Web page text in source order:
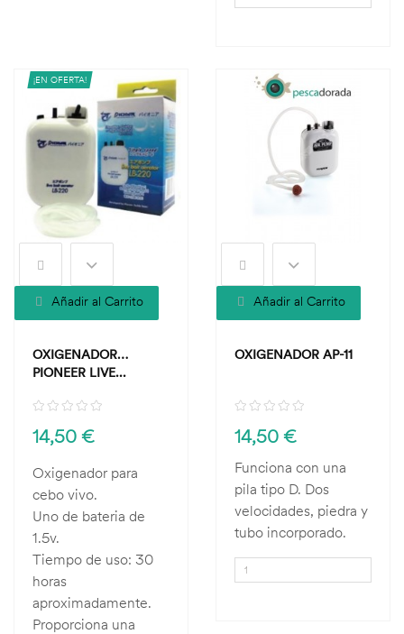
¡EN OFERTA!
Añadir al Carrito
OXIGENADOR
PIONEER LIVE...
14,50 €
Oxigenador para
cebo vivo.
Uno de bateria de
1.5v.
Tiempo de uso: 30
horas
aproximadamente.
Proporciona una
Añadir al Carrito
OXIGENADOR AP-11
14,50 €
Funciona con una
pila tipo D. Dos
velocidades, piedra y
tubo incorporado.